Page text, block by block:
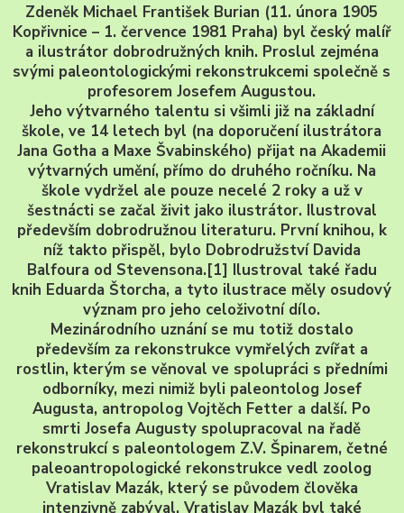
Zdeněk Michael František Burian (11. února 1905
Kopřivnice – 1. července 1981 Praha) byl český malíř
a ilustrátor dobrodružných knih. Proslul zejména
svými paleontologickými rekonstrukcemi společně s
profesorem Josefem Augustou.
Jeho výtvarného talentu si všimli již na základní
škole, ve 14 letech byl (na doporučení ilustrátora
Jana Gotha a Maxe Švabinského) přijat na Akademii
výtvarných umění, přímo do druhého ročníku. Na
škole vydržel ale pouze necelé 2 roky a už v
šestnácti se začal živit jako ilustrátor. Ilustroval
především dobrodružnou literaturu. První knihou, k
níž takto přispěl, bylo Dobrodružství Davida
Balfoura od Stevensona.[1] Ilustroval také řadu
knih Eduarda Štorcha, a tyto ilustrace měly osudový
význam pro jeho celoživotní dílo.
Mezinárodního uznání se mu totiž dostalo
především za rekonstrukce vymřelých zvířat a
rostlin, kterým se věnoval ve spolupráci s předními
odborníky, mezi nimiž byli paleontolog Josef
Augusta, antropolog Vojtěch Fetter a další. Po
smrti Josefa Augusty spolupracoval na řadě
rekonstrukcí s paleontologem Z.V. Špinarem, četné
paleoantropologické rekonstrukce vedl zoolog
Vratislav Mazák, který se původem člověka
intenzivně zabýval. Vratislav Mazák byl také